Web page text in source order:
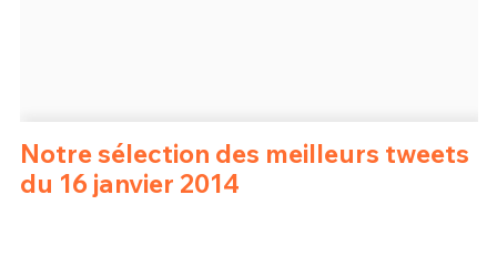
Notre sélection des meilleurs tweets
du 16 janvier 2014